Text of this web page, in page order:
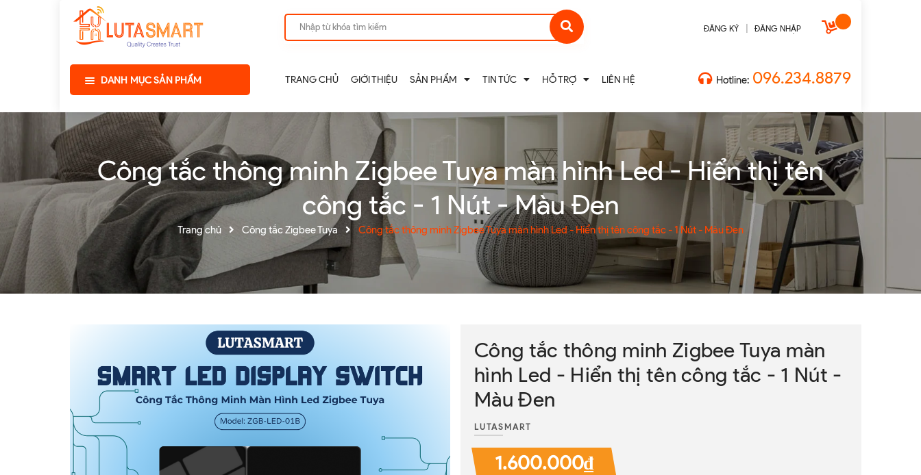
ĐĂNG KÝ ĐĂNG NHẬP
DANH MỤC SẢN PHẨM TRANG CHỦ GIỚI THIỆU SẢN PHẨM TIN TỨC HỖ TRỢ LIÊN HỆ Hotline: 096.234.8879
Công tắc thông minh Zigbee Tuya màn hình Led - Hiển thị tên
công tắc - 1 Nút - Màu Đen
Trang chủ Công tắc Zigbee Tuya Công tắc thông minh Zigbee Tuya màn hình Led - Hiển thị tên công tắc - 1 Nút - Màu Đen
Công tắc thông minh Zigbee Tuya màn
hình Led - Hiển thị tên công tắc - 1 Nút -
Màu Đen
LUTASMART
1.600.000₫